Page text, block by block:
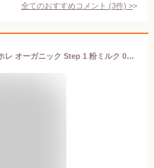
全てのおすすめコメント (3件) >
【送料無料】2個 x 400g Holle ホレ オーガニック Step 1 粉ミルク 0ヶ月〜6ヶ月 海外通販